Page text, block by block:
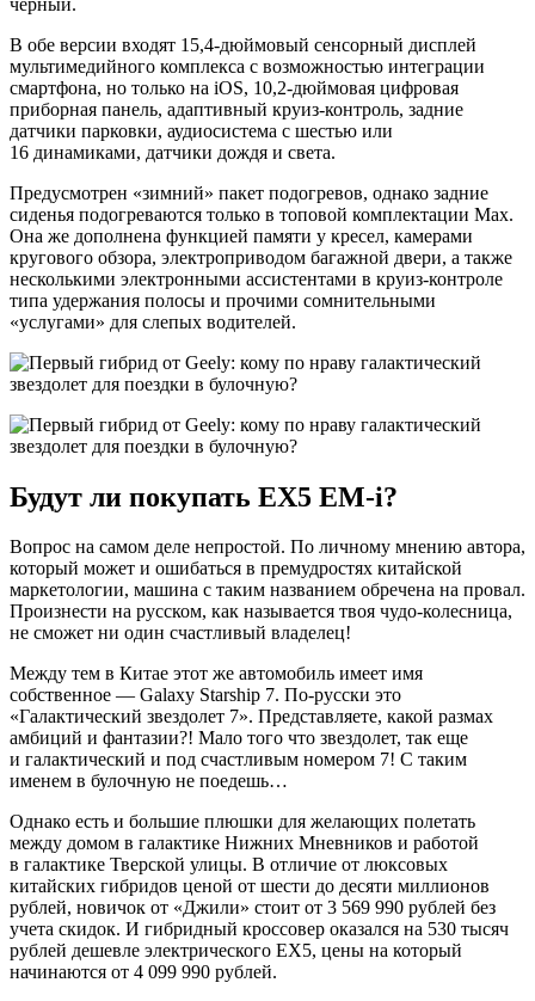
В обе версии входят 15,4-дюймовый сенсорный дисплей
мультимедийного комплекса с возможностью интеграции
смартфона, но только на iOS, 10,2-дюймовая цифровая
приборная панель, адаптивный круиз-контроль, задние
датчики парковки, аудиосистема с шестью или
16 динамиками, датчики дождя и света.
Предусмотрен «зимний» пакет подогревов, однако задние
сиденья подогреваются только в топовой комплектации Max.
Она же дополнена функцией памяти у кресел, камерами
кругового обзора, электроприводом багажной двери, а также
несколькими электронными ассистентами в круиз-контроле
типа удержания полосы и прочими сомнительными
«услугами» для слепых водителей.
Будут ли покупать EX5 EM-i?
Вопрос на самом деле непростой. По личному мнению автора,
который может и ошибаться в премудростях китайской
маркетологии, машина с таким названием обречена на провал.
Произнести на русском, как называется твоя чудо-колесница,
не сможет ни один счастливый владелец!
Между тем в Китае этот же автомобиль имеет имя
собственное — Galaxy Starship 7. По-русски это
«Галактический звездолет 7». Представляете, какой размах
амбиций и фантазии?! Мало того что звездолет, так еще
и галактический и под счастливым номером 7! С таким
именем в булочную не поедешь…
Однако есть и большие плюшки для желающих полетать
между домом в галактике Нижних Мневников и работой
в галактике Тверской улицы. В отличие от люксовых
китайских гибридов ценой от шести до десяти миллионов
рублей, новичок от «Джили» стоит от 3 569 990 рублей без
учета скидок. И гибридный кроссовер оказался на 530 тысяч
рублей дешевле электрического EX5, цены на который
начинаются от 4 099 990 рублей.